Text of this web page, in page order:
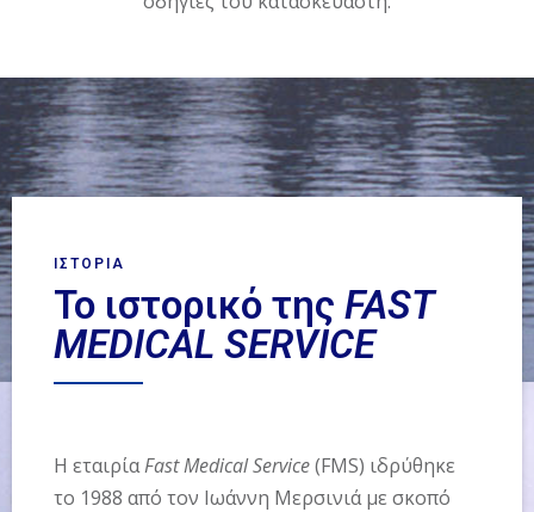
ΙΣΤΟΡΙΑ
Το ιστορικό της FAST
MEDICAL SERVICE
Η εταιρίαFast Medical Service(FMS) ιδρύθηκε
το 1988 από τον Ιωάννη Μερσινιά με σκοπό